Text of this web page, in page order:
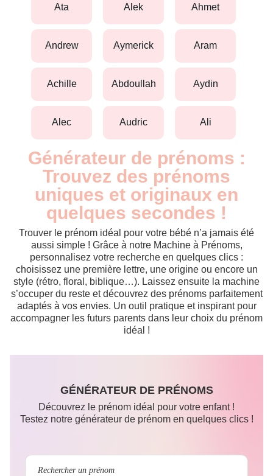
ata alek ahmet
andrew aymerick aram
achille abdoullah aydin
alec audric ali
Générateur de prénoms :
Trouvez des prénoms
uniques et originaux en
quelques secondes !
Trouver le prénom idéal pour votre bébé n’a jamais été
aussi simple ! Grâce à notre Machine à Prénoms,
personnalisez votre recherche en quelques clics :
choisissez une première lettre, une origine ou encore un
style (rétro, floral, biblique…). Laissez ensuite la machine
s’occuper du reste et découvrez des prénoms parfaitement
adaptés à vos envies. Un outil pratique et inspirant pour
accompagner les futurs parents dans leur choix du prénom
idéal !
GÉNÉRATEUR DE PRÉNOMS
Découvrez le prénom idéal pour votre enfant !
Testez notre générateur de prénom en quelques clics !